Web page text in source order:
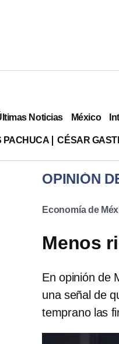
Noticias México
PACHUCA CÉSAR
OPINIÓN
Economía de
Menos
En opinión de
una señal de
temprano las